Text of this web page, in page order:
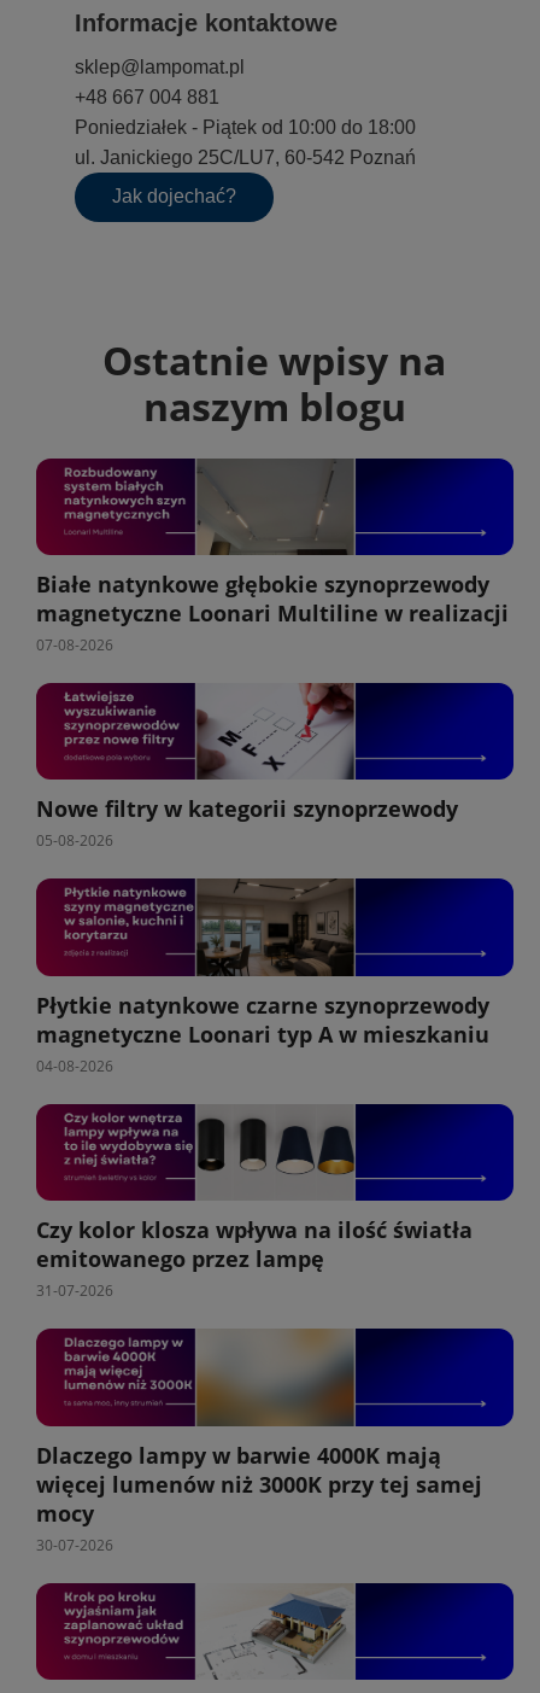
Informacje kontaktowe
sklep@lampomat.pl
+48 667 004 881
Poniedziałek - Piątek od 10:00 do 18:00
ul. Janickiego 25C/LU7, 60-542 Poznań
Jak dojechać?
Ostatnie wpisy na
naszym blogu
Białe natynkowe głębokie szynoprzewody
magnetyczne Loonari Multiline w realizacji
07-08-2026
Nowe filtry w kategorii szynoprzewody
05-08-2026
Płytkie natynkowe czarne szynoprzewody
magnetyczne Loonari typ A w mieszkaniu
04-08-2026
Czy kolor klosza wpływa na ilość światła
emitowanego przez lampę
31-07-2026
Dlaczego lampy w barwie 4000K mają
więcej lumenów niż 3000K przy tej samej
mocy
30-07-2026